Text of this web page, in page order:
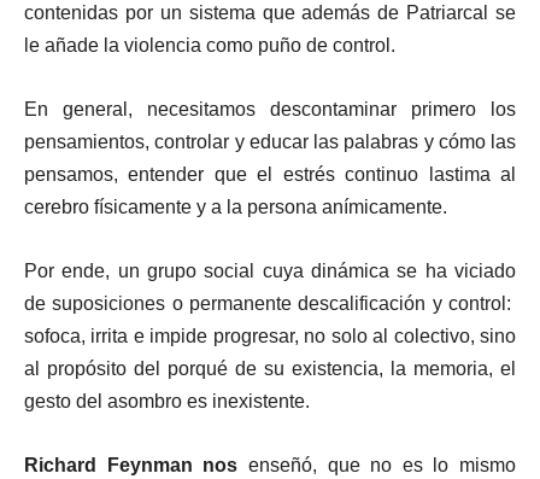
contenidas por un sistema que además de Patriarcal se
le añade la violencia como puño de control.
En general, necesitamos descontaminar primero los
pensamientos, controlar y educar las palabras y cómo las
pensamos, entender que el estrés continuo lastima al
cerebro físicamente y a la persona anímicamente.
Por ende, un grupo social cuya dinámica se ha viciado
de suposiciones o permanente descalificación y control:
sofoca, irrita e impide progresar, no solo al colectivo, sino
al propósito del porqué de su existencia, la memoria, el
gesto del asombro es inexistente.
Richard Feynman nos enseñó, que no es lo mismo